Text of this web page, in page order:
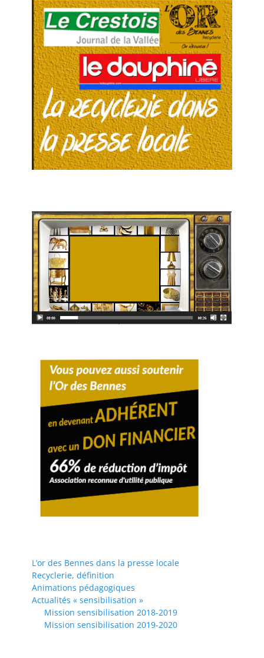
L’or des Bennes dans la presse locale
Recyclerie, définition
Animations pédagogiques
Actualités « sensibilisation »
Mission sensibilisation 2018-2019
Mission sensibilisation 2019-2020